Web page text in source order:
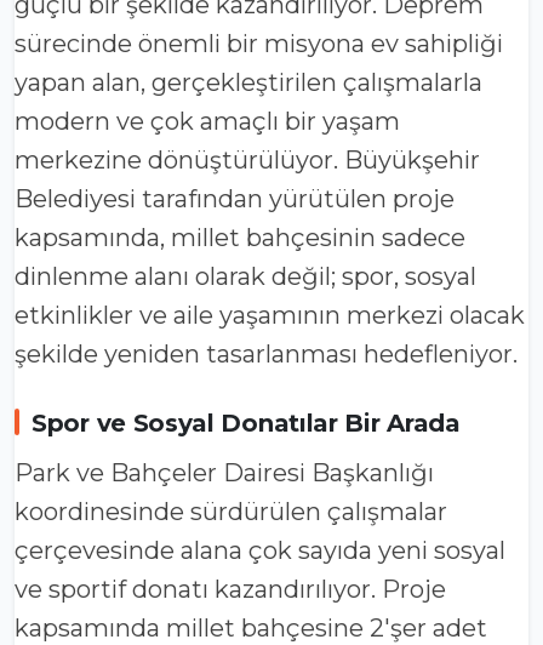
sürecinde önemli bir misyona ev sahipliği
yapan alan, gerçekleştirilen çalışmalarla
modern ve çok amaçlı bir yaşam
merkezine dönüştürülüyor. Büyükşehir
Belediyesi tarafından yürütülen proje
kapsamında, millet bahçesinin sadece
dinlenme alanı olarak değil; spor, sosyal
etkinlikler ve aile yaşamının merkezi olacak
şekilde yeniden tasarlanması hedefleniyor.
Spor ve Sosyal Donatılar Bir Arada
Park ve Bahçeler Dairesi Başkanlığı
koordinesinde sürdürülen çalışmalar
çerçevesinde alana çok sayıda yeni sosyal
ve sportif donatı kazandırılıyor. Proje
kapsamında millet bahçesine 2'şer adet